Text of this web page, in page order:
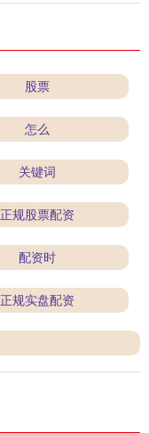
股票
怎么
关键词
正规股票配资
配资时
正规实盘配资